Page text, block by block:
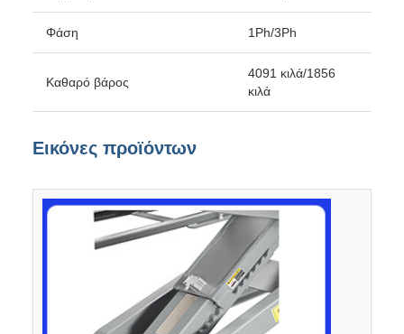
Φάση 1Ph/3Ph
Καθαρό βάρος
4091 κιλά/1856
κιλά
Εικόνες προϊόντων